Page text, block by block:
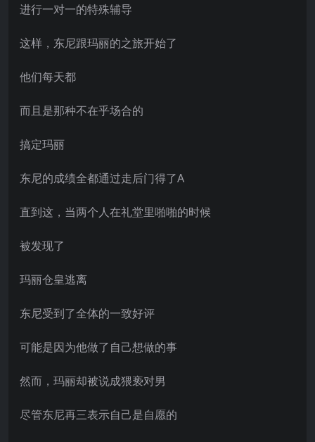
进行一对一的特殊辅导
这样，东尼跟玛丽的之旅开始了
他们每天都
而且是那种不在乎场合的
搞定玛丽
东尼的成绩全都通过走后门得了A
直到这，当两个人在礼堂里啪啪的时候
被发现了
玛丽仓皇逃离
东尼受到了全体的一致好评
可能是因为他做了自己想做的事
然而，玛丽却被说成猥亵对男
尽管东尼再三表示自己是自愿的